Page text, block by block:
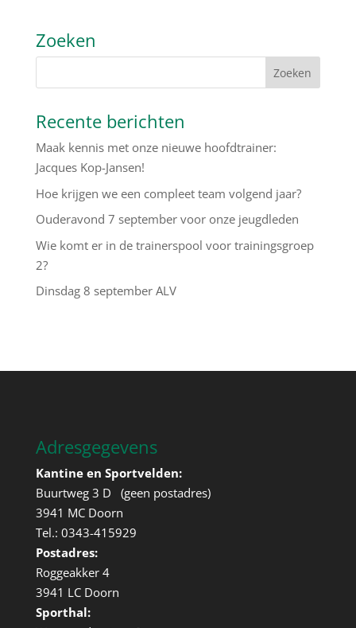
Zoeken
Recente berichten
Maak kennis met onze nieuwe hoofdtrainer:
Jacques Kop-Jansen!
Hoe krijgen we een compleet team volgend jaar?
Ouderavond 7 september voor onze jeugdleden
Wie komt er in de trainerspool voor trainingsgroep
2?
Dinsdag 8 september ALV
Adresgegevens
Kantine en Sportvelden:
Buurtweg 3 D (geen postadres)
3941 MC Doorn
Tel.: 0343-415929
Postadres:
Roggeakker 4
3941 LC Doorn
Sporthal: